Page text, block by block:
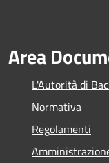
Area
L'Autorità di
Normativa
Regolamenti